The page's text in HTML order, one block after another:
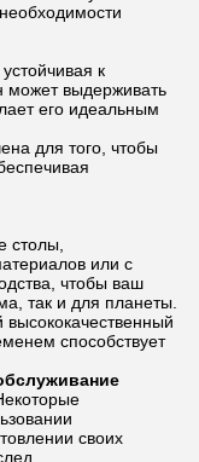
к
может выдерживать
его идеальным
для того, чтобы
столы,
или с
чтобы ваш
так и для планеты.
способствует
своих